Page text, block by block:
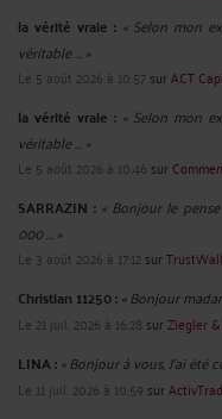
la vérité vraie : « Selon mon
véritable ... »
Le 5 août 2026 à 10:57surACT
la vérité vraie : « Selon mon
véritable ... »
Le 5 août 2026 à 10:46 sur
SARRAZIN : « Bonjour Je
000 ... »
Le 3 août 2026 à 17:12sur
Christian 11250 :« Bonjour
Le 21 juil. 2026 à 16:28 surZiegler
LINA :« Bonjour à vous, J'ai été
Le 11 juil. 2026 à 10:59 sur